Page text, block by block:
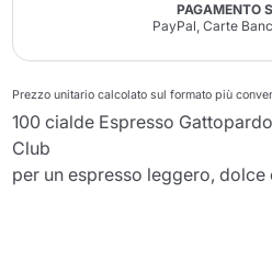
PAGAMENTO
PayPal, Carte
Prezzo unitario calcolato sul formato più
100 cialde Espresso
Club
per un espresso leggero, dolce